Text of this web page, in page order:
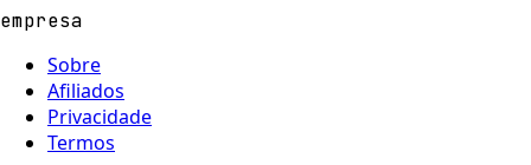
empresa
Sobre
Afiliados
Privacidade
Termos